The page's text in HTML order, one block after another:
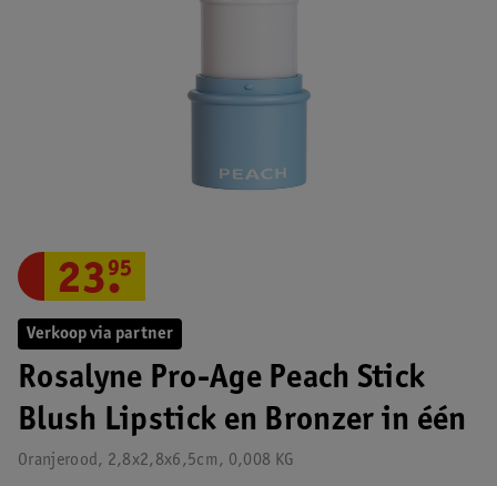
Verkoop via partner
Rosalyne Pro-Age Peach Stick
Blush Lipstick en Bronzer in één
Oranjerood, 2,8x2,8x6,5cm, 0,008 KG
23.
95